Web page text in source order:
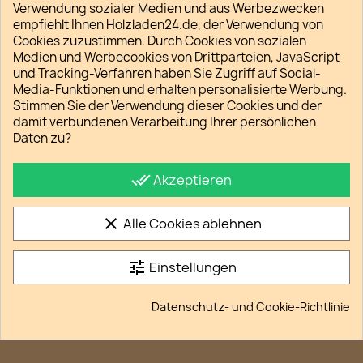
Daten beim nächsten Besuch erkennen und
anbieten kann – ein Cookie teilt der Website mit,
dass der Browser-Nutzer schon einmal da war. So
findet sich ein Nutzer auf der Website schneller
zurecht und nutzt sie komfortabler, wenn er sie das
nächste Mal aufruft. Cookies spielen im Internet eine
wichtige Rolle. Ohne sie wäre das moderne Surfen
im Netz oft frustrierend.
Einstellungen, den Empfang von Cookies generell zu
verweigern, oder bestimmte Cookies zuzulassen.
FacebookTwitter
Verwendung sozialer Medien und aus Werbezwecken
empfiehlt Ihnen Holzladen24.de, der Verwendung von
Cookies zuzustimmen. Durch Cookies von sozialen
Medien und Werbecookies von Drittparteien, JavaScript
und Tracking-Verfahren haben Sie Zugriff auf Social-
Media-Funktionen und erhalten personalisierte Werbung.
Stimmen Sie der Verwendung dieser Cookies und der
damit verbundenen Verarbeitung Ihrer persönlichen
Daten zu?
done_allAkzeptieren
clear Alle Cookies ablehnen
tune Einstellungen
Datenschutz- und Cookie-Richtlinie